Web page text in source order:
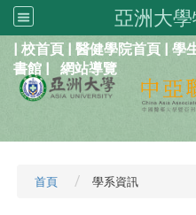
亞洲大
| 校首頁 | 醫健學院首頁 | 學
書館 | 網站導覽
首頁 學系資訊